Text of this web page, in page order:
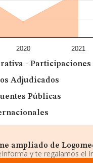
2020 2021
- Participaciones
Adjudicados
Públicas
ampliado de
y te regalamos el